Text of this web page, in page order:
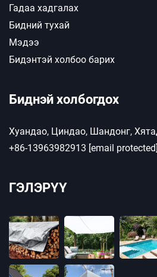
Гадаа хадгалах
Бидний тухай
Мэдээ
Бидэнтэй холбоо барих
Биднэй холбогдох
Хуандао, Циндао, Шандонг,
+86-13963982913 [email protected]
ГЭЛЭРҮҮ